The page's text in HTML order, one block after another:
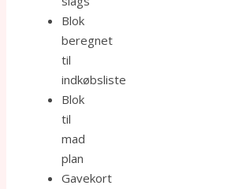
Blok
beregnet
til
indkøbsliste
Blok
til
mad
plan
Gavekort